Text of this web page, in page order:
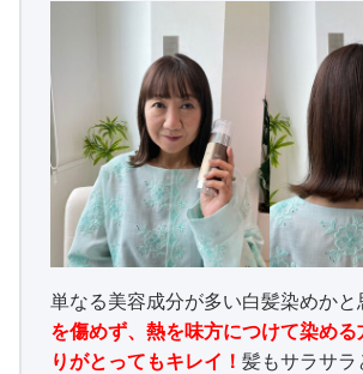
単なる美容成分が多い白髪染めかと
を傷めず、熱を味方につけて染め
りがとってもキレイ！ 髪もサラサラ